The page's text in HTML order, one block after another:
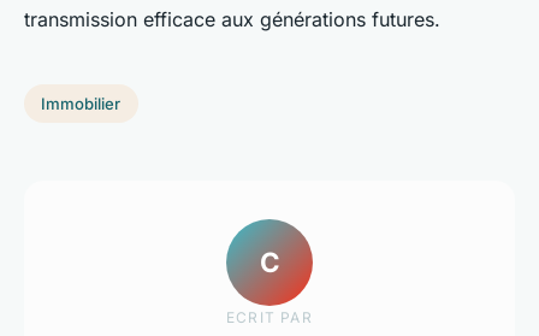
transmission efficace aux générations futures.
Immobilier
C
ECRIT PAR